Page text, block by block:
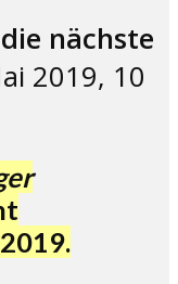
nächste
2019, 10